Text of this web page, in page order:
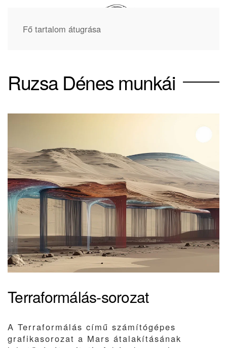
Fő tartalom átugrása
Ruzsa Dénes munkái
Terraformálás-sorozat
A Terraformálás című számítógépes
grafikasorozat a Mars átalakításának